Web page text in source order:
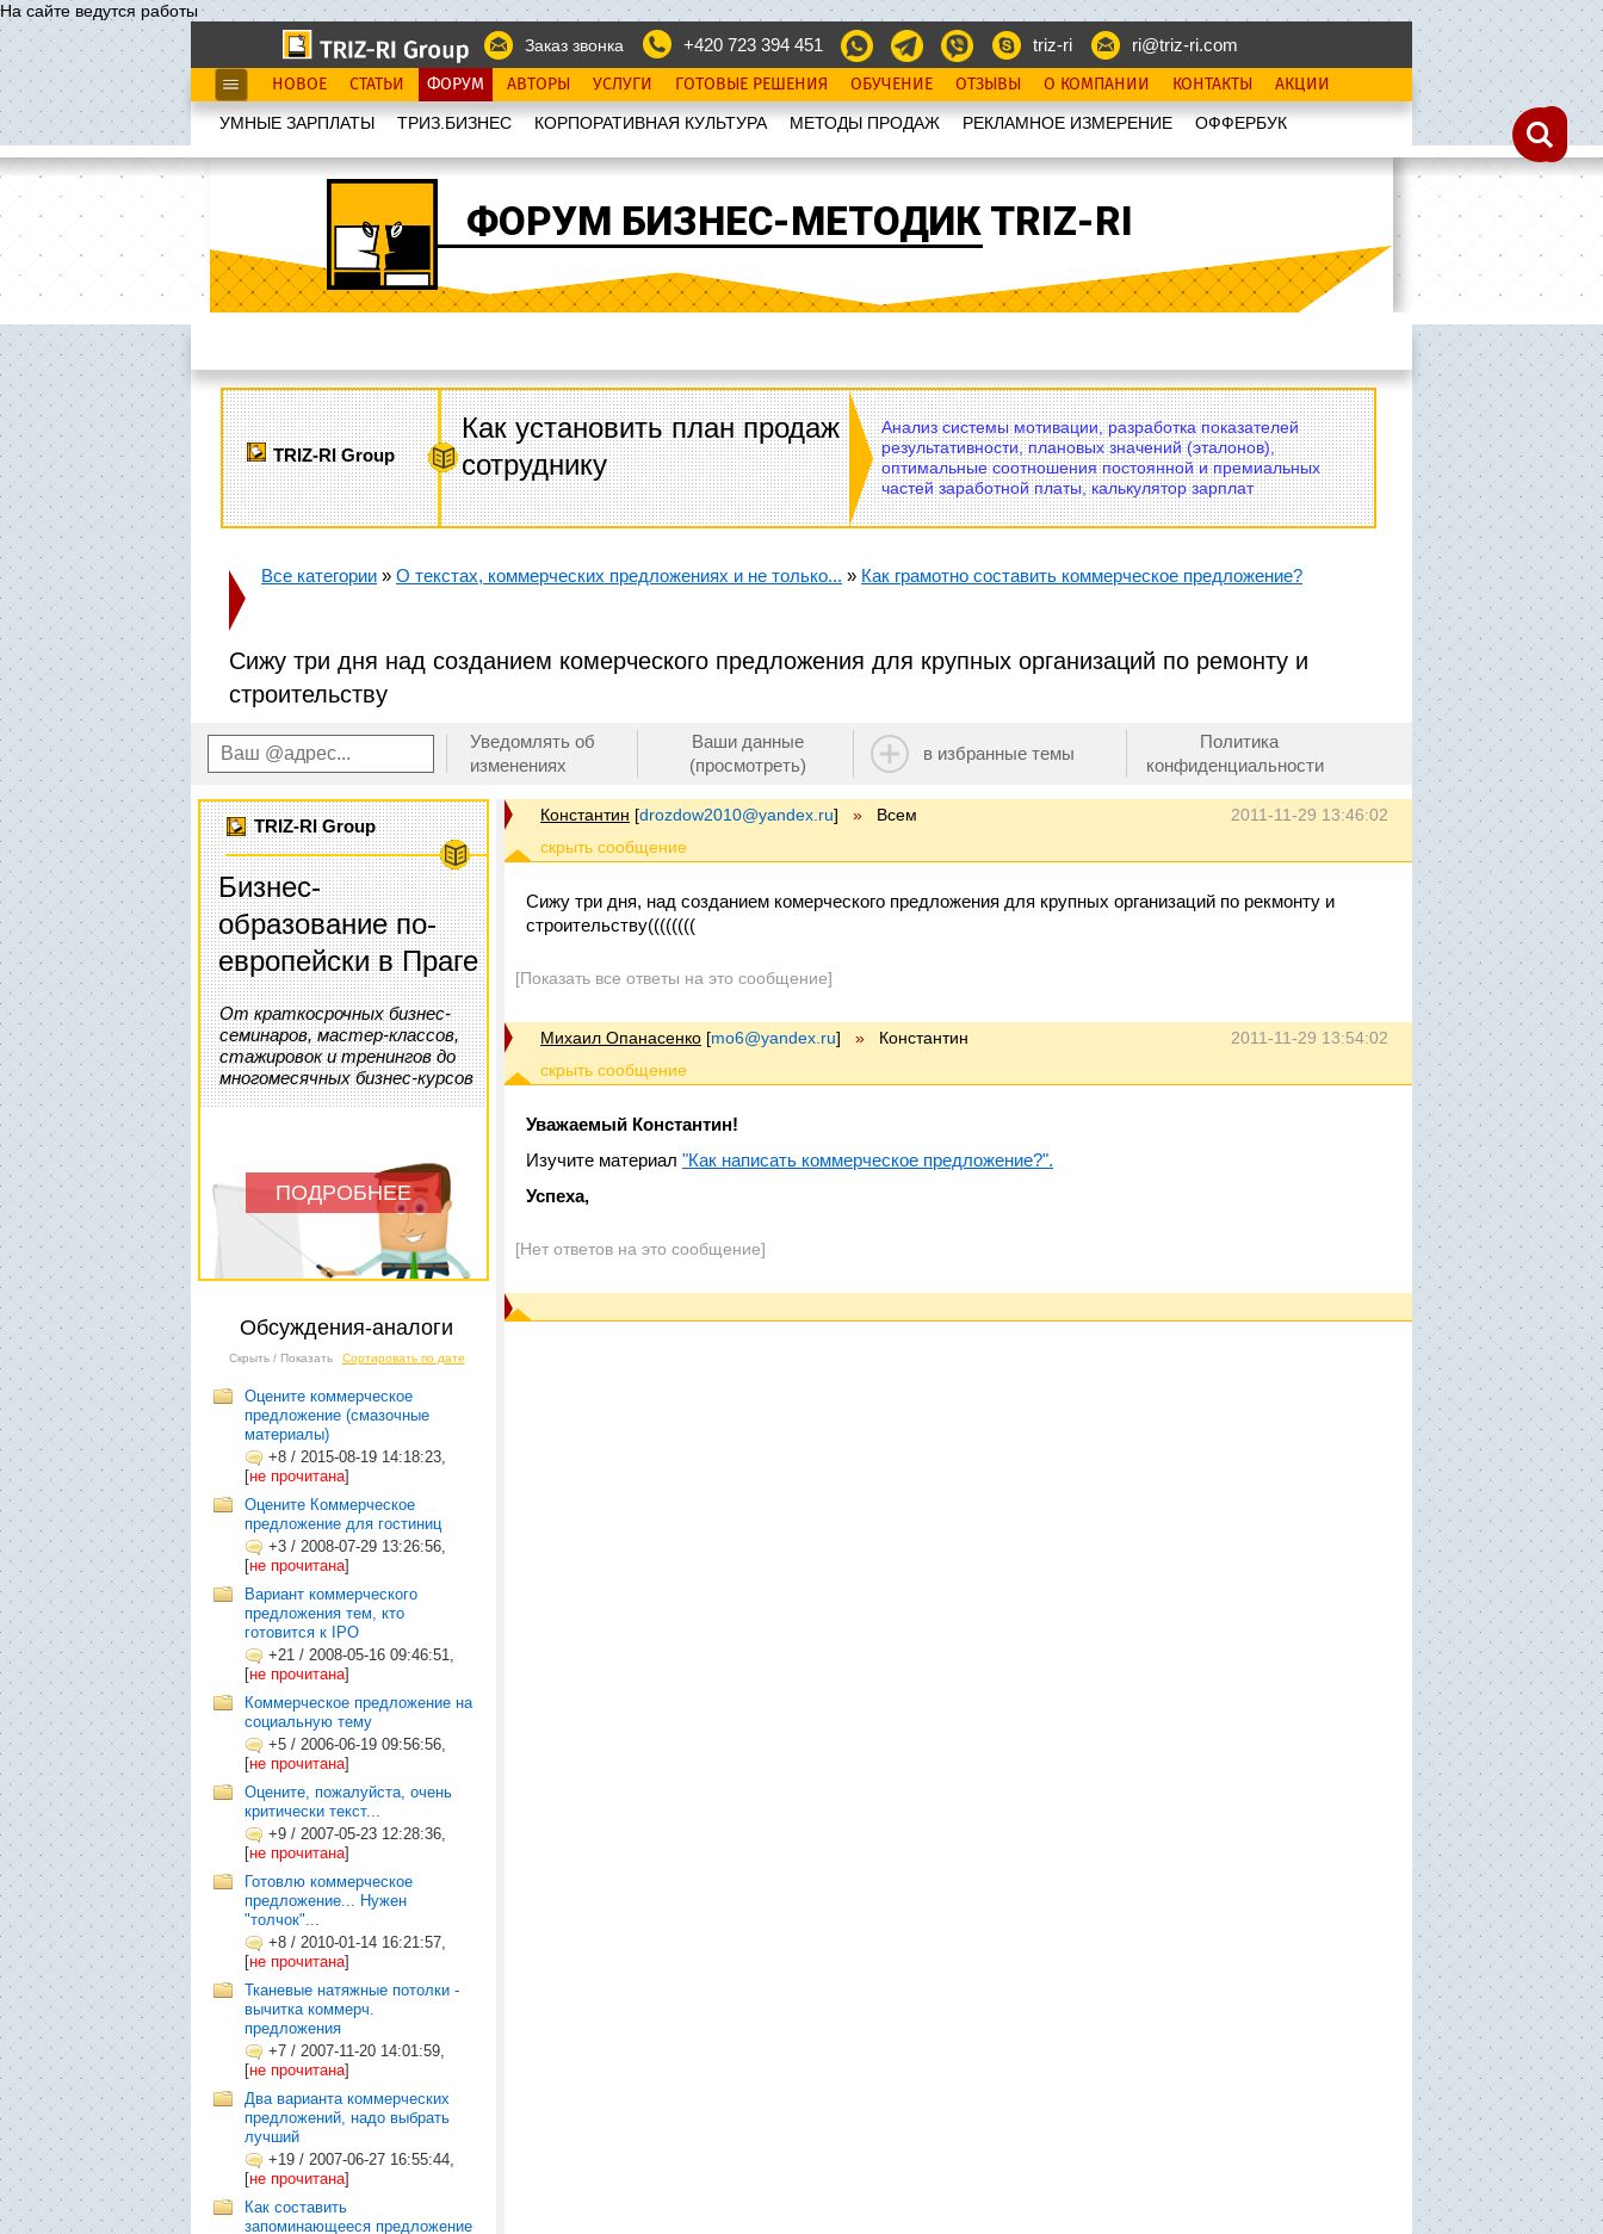
На сайте ведутся работы
Заказ звонка
+420 723 394 451 triz-ri ri@triz-ri.com
НОВОЕ СТАТЬИ ФОРУМ АВТОРЫ УСЛУГИ ГОТОВЫЕ РЕШЕНИЯ ОБУЧЕНИЕ ОТЗЫВЫ О КОМПАНИИ КОНТАКТЫ АКЦИИ
УМНЫЕ ЗАРПЛАТЫ ТРИЗ.БИЗНЕС КОРПОРАТИВНАЯ КУЛЬТУРА МЕТОДЫ ПРОДАЖ РЕКЛАМНОЕ ИЗМЕРЕНИЕ OФФЕРБУК
ФОРУМ БИЗНЕС-МЕТОДИК TRIZ-RI
TRIZ-RI Group
Как установить план продаж
сотруднику
Анализ системы мотивации, разработка показателей
результативности, плановых значений (эталонов),
оптимальные соотношения постоянной и премиальных
частей заработной платы, калькулятор зарплат
Все категории » О текстах, коммерческих предложениях и не только... » Как грамотно составить коммерческое предложение?
Сижу три дня над созданием комерческого предложения для крупных организаций по ремонту и
строительству
Уведомлять об
изменениях
Ваши данные
(просмотреть)
в избранные темы
Политика
конфиденциальности
TRIZ-RI Group
Бизнес-
образование по-
европейски в Праге
От краткосрочных бизнес-
семинаров, мастер-классов,
стажировок и тренингов до
многомесячных бизнес-курсов
ПОДРОБНЕЕ
Обсуждения-аналоги
Скрыть / Показать Сортировать по дате
Оцените коммерческое
предложение (смазочные
материалы)
+8 / 2015-08-19 14:18:23,
[не прочитана]
Оцените Коммерческое
предложение для гостиниц
+3 / 2008-07-29 13:26:56,
[не прочитана]
Вариант коммерческого
предложения тем, кто
готовится к IPO
+21 / 2008-05-16 09:46:51,
[не прочитана]
Коммерческое предложение на
социальную тему
+5 / 2006-06-19 09:56:56,
[не прочитана]
Оцените, пожалуйста, очень
критически текст...
+9 / 2007-05-23 12:28:36,
[не прочитана]
Готовлю коммерческое
предложение... Нужен
"толчок"...
+8 / 2010-01-14 16:21:57,
[не прочитана]
Тканевые натяжные потолки -
вычитка коммерч.
предложения
+7 / 2007-11-20 14:01:59,
[не прочитана]
Два варианта коммерческих
предложений, надо выбрать
лучший
+19 / 2007-06-27 16:55:44,
[не прочитана]
Как составить
запоминающееся предложение
2011-11-29 13:46:02
Константин [drozdow2010@yandex.ru] » Всем
Сижу три дня, над созданием комерческого предложения для крупных организаций по рекмонту и
строительству((((((((
[Показать все ответы на это сообщение]
2011-11-29 13:54:02
Михаил Опанасенко [mo6@yandex.ru] » Константин
Уважаемый Константин!
Изучите материал "Как написать коммерческое предложение?".
Успеха,
[Нет ответов на это сообщение]